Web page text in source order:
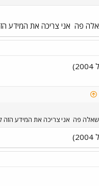
פה אני צריכה את המידע הזה
פה אני צריכה את המידע הזה